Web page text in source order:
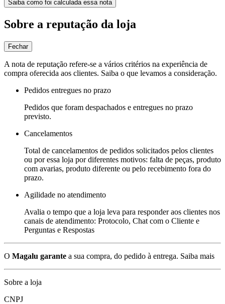
Saiba como foi calculada essa nota
Sobre a reputação da loja
Fechar
A nota de reputação refere-se a vários critérios na experiência de
compra oferecida aos clientes. Saiba o que levamos a consideração.
Pedidos entregues no prazo
Pedidos que foram despachados e entregues no prazo
previsto.
Cancelamentos
Total de cancelamentos de pedidos solicitados pelos clientes
ou por essa loja por diferentes motivos: falta de peças, produto
com avarias, produto diferente ou pelo recebimento fora do
prazo.
Agilidade no atendimento
Avalia o tempo que a loja leva para responder aos clientes nos
canais de atendimento: Protocolo, Chat com o Cliente e
Perguntas e Respostas
O Magalu garante a sua compra, do pedido à entrega. Saiba mais
Sobre a loja
CNPJ